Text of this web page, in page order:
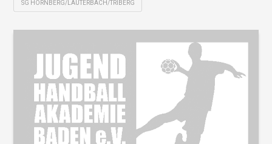
SG HORNBERG/LAUTERBACH/TRIBERG